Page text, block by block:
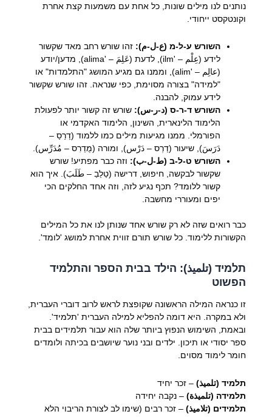
נותנים לנו מילים שונות, כל אחת עם משמעות קצת אחרת
וקונטקסט ייחודי.
השורש ע-ל-מ (ع-ل-م): זהו שורש רחב מאד שקשור
לידע (عِلْم – 'ilm), לדעת (عَلِمَ – 'alima), מדען/יודע
(عالِم – 'alim), וממנו גם מגיע המושג "התלמדות" או
"למידה" בצורה מסוימת, כפי שנראה. זהו שורש שקשור
לידע עמוק, להבנה.
השורש ד-ר-ס (د-ر-س): שורש זה קשור יותר לפעולת
הלימוד הלינארית, השינון, הלימוד האקדמי או
הפורמלי. ממנו מגיעות מילים כמו ללמוד (דַרַסַ –
دَرَسَ), שיעור (דַרְס – دَرْس), ומורה (מֻדַרִס – مُدَرِّس).
השורש ט-ל-ב (ط-ل-ب): וזה כבר מפתיע! שורש
שקשור לבקשה, חיפוש, דרישה (טַלַבַ – طَلَبَ). איך הוא
קשור ללומד? תכף נגיע לזה, וזה אחד החלקים הכי
יפים ומעוררי מחשבה.
כבר רואים שזה לא רק שורש אחד שנותן לנו את כל המילים
הקשורות ללימוד. כל שורש תורם זווית אחרת למושג 'לומד'.
תלמיד (تلميذ): הילד בבית הספר והתלמיד
הפשוט
זו כנראה המילה הראשונה שקופצת לראש לרוב דוברי העברית,
ולא במקרה. היא דומה להפליא למילה העברית 'תלמיד'.
ובאמת, השימוש הנפוץ ביותר שלה הוא עבור תלמידים בבית
ספר יסודי או תיכון. ילדים ובני נוער שיושבים בכיתה ולומדים
חומר לימוד מסוים.
תלמיד (تلميذ)– זכר יחיד
תלמידה (تلميذة)– נקבה יחידה
תלמידים (تلاميذ)– זכר רבים (שימו לב לצורת הריבוי הלא